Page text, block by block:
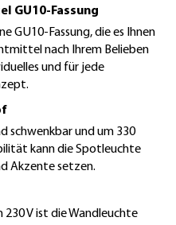
GU10-Fassung
GU10-Fassung, die es Ihnen
nach Ihrem Belieben
und für jede
schwenkbar und um 330
kann die Spotleuchte
Akzente setzen.
230 V ist die Wandleuchte